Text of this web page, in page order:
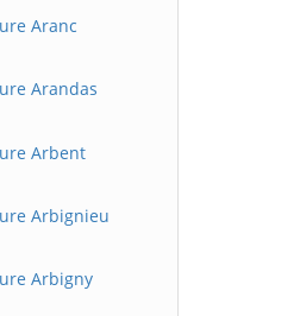
Aranc
Arandas
Arbent
Arbignieu
Arbigny